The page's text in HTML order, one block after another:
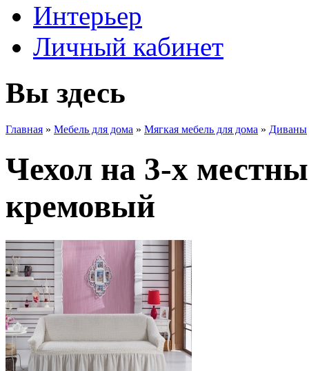
Интерьер
Личный кабинет
Вы здесь
Главная » Мебель для дома » Мягкая мебель для дома » Диваны
Чехол на 3-х
кремовый